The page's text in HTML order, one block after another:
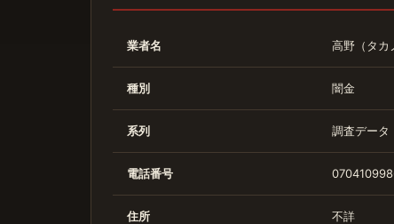
業者名 高野（タカ
種別 闇金
系列 調査データ
電話番号
住所 不詳